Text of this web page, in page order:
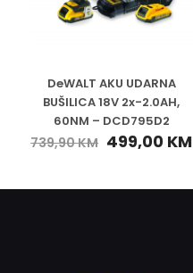
DeWALT AKU UDARNA
BUŠILICA 18V 2x-2.0AH,
60NM – DCD795D2
739,90KM 499,00 KM